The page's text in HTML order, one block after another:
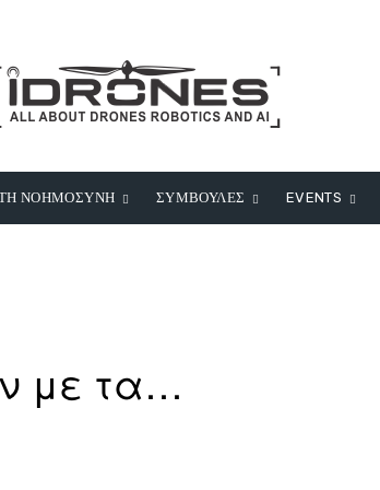
ΝΟΗΜΟΣΥΝΗ ΣΥΜΒΟΥΛΕΣ EVENTS
με τα…